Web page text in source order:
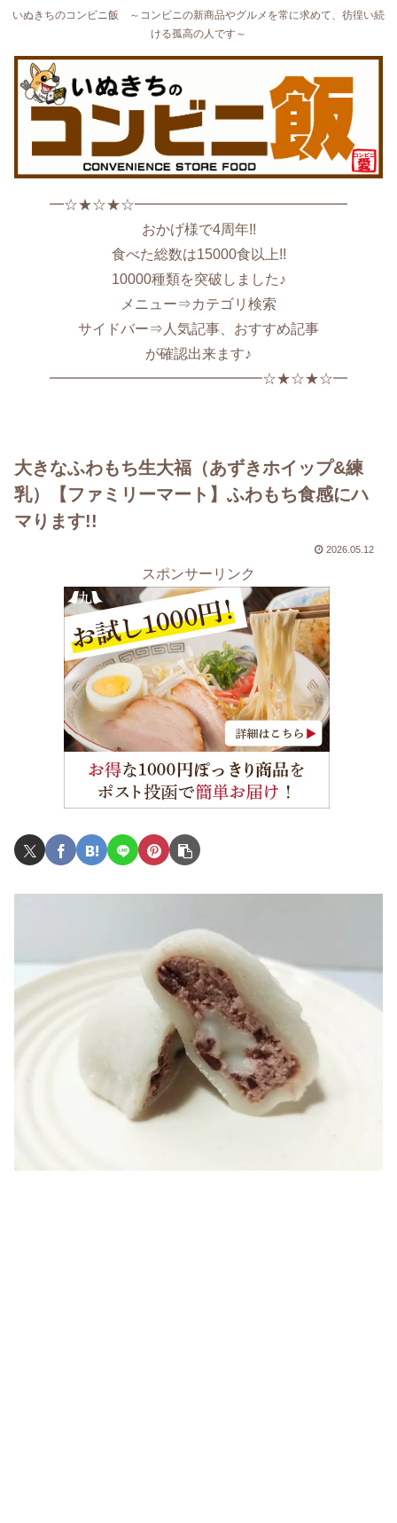
いぬきちのコンビニ飯 ～コンビニの新商品やグルメを常に求めて、彷徨い続
ける孤高の人です～
━☆★☆★☆━━━━━━━━━━━━━━━
おかげ様で4周年!!
食べた総数は15000食以上!!
10000種類を突破しました♪
メニュー⇒カテゴリ検索
サイドバー⇒人気記事、おすすめ記事
が確認出来ます♪
━━━━━━━━━━━━━━━☆★☆★☆━
大きなふわもち生大福（あずきホイップ&練
乳）【ファミリーマート】ふわもち食感にハ
マります!!
2026.05.12
スポンサーリンク